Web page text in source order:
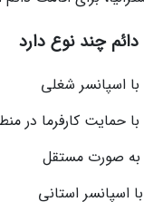
چند نوع دارد